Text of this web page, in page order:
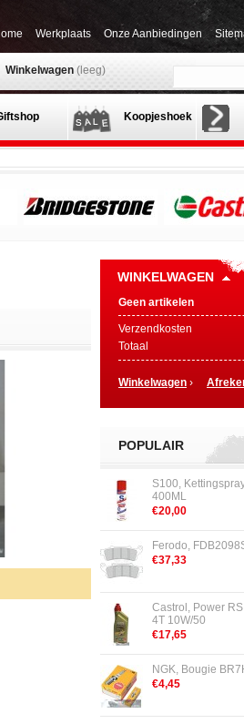
Werkplaats Onze Aanbiedingen
Winkelwagen (leeg)
Koopjeshoek
WINKELWAGEN
Geen artikelen
Verzendkosten
Totaal
Winkelwagen ›
POPULAIR
S100,
400ML
€20,00
Ferodo,
€37,33
Castrol, Power
4T 10W/50
€17,65
NGK, Bougie
€4,45